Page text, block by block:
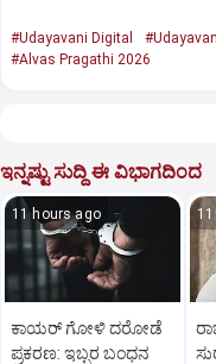
#Udayavani Digital
#Alvas Pragathi 2026
ಇನ್ನಷ್ಟು ಸುದ್ದಿ ಈ ವಿಭಾಗದಿಂದ
11 hours ago
ಕಾಯರ್ ಗೋಳಿ ದರೋಡೆ
ಪ್ರಕರಣ: ಇಬ್ಬರ ಬಂಧನ